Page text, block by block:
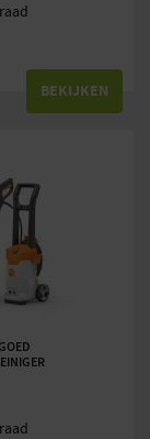
BEKIJKEN